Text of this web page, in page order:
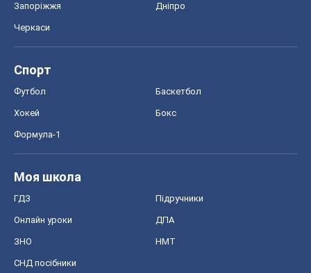
Запоріжжя Дніпро
Черкаси
Спорт
Футбол Баскетбол
Хокей Бокс
Формула-1
Моя школа
ГДЗ Підручники
Онлайн уроки ДПА
ЗНО НМТ
СНД посібники